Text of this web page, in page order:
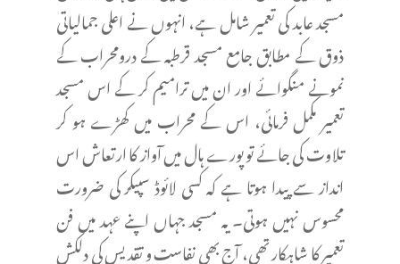
مسجد عابد کی تعمیر شامل ہے، انہوں نے اعلی جمالیاتی
ذوق کے مطابق جامع مسجد قرطبہ کے درومحراب کے
نمونے منگوائے اور ان میں ترامیم کر کے اس مسجد
تعمیر مکمل فرمائی، اس کے محراب میں کھڑے ہو کر
تلاوت کی جائے تو پورے ہال میں آواز کا ارتعاش اس
انداز سے پیدا ہوتا ہے کہ کسی لائوڈ سپیکر کی ضرورت
محسوس نہیں ہوتی۔ یہ مسجد جہاں اپنے عہد میں فن
تعمیر کا شاہکار تھی، آج بھی نفاست و تقدیس کی دلکش